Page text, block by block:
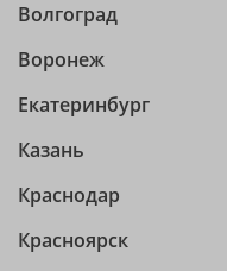
Волгоград
Воронеж
Екатеринбург
Казань
Краснодар
Красноярск